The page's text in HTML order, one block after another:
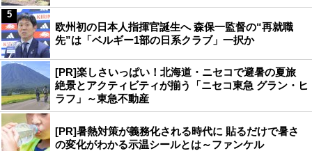
欧州初の日本人指揮官誕生へ 森保一監督の“再就職
先”は「ベルギー1部の日系クラブ」一択か
5
[PR]楽しさいっぱい！北海道・ニセコで避暑の夏旅
絶景とアクティビティが揃う「ニセコ東急 グラン・ヒ
ラフ」～東急不動産
[PR]暑熱対策が義務化される時代に 貼るだけで暑さ
の変化がわかる示温シールとは～ファンケル